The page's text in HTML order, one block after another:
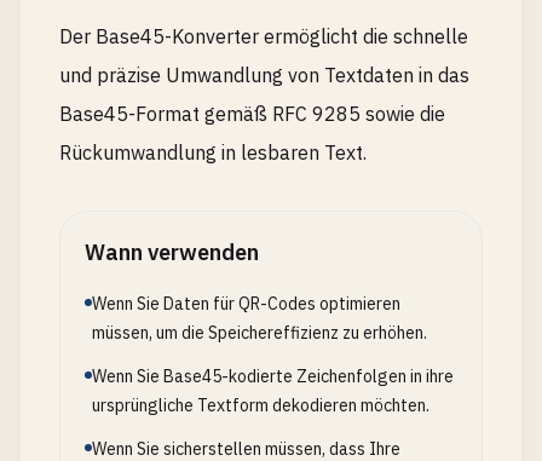
Der Base45-Konverter ermöglicht die schnelle
und präzise Umwandlung von Textdaten in das
Base45-Format gemäß RFC 9285 sowie die
Rückumwandlung in lesbaren Text.
Wann verwenden
Wenn Sie Daten für QR-Codes optimieren
müssen, um die Speichereffizienz zu erhöhen.
Wenn Sie Base45-kodierte Zeichenfolgen in ihre
ursprüngliche Textform dekodieren möchten.
Wenn Sie sicherstellen müssen, dass Ihre